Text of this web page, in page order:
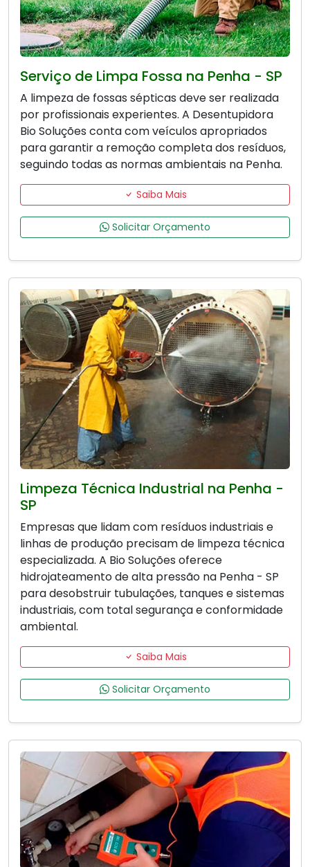
Serviço de Limpa Fossa na Penha - SP
A limpeza de fossas sépticas deve ser realizada
por profissionais experientes. A Desentupidora
Bio Soluções conta com veículos apropriados
para garantir a remoção completa dos resíduos,
seguindo todas as normas ambientais na Penha.
Saiba Mais
Solicitar Orçamento
Limpeza Técnica Industrial na Penha -
SP
Empresas que lidam com resíduos industriais e
linhas de produção precisam de limpeza técnica
especializada. A Bio Soluções oferece
hidrojateamento de alta pressão na Penha - SP
para desobstruir tubulações, tanques e sistemas
industriais, com total segurança e conformidade
ambiental.
Saiba Mais
Solicitar Orçamento